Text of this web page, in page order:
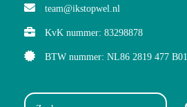
team@ikstopwel.nl
KvK nummer: 83298878
BTW nummer: NL86 2819 477 B01